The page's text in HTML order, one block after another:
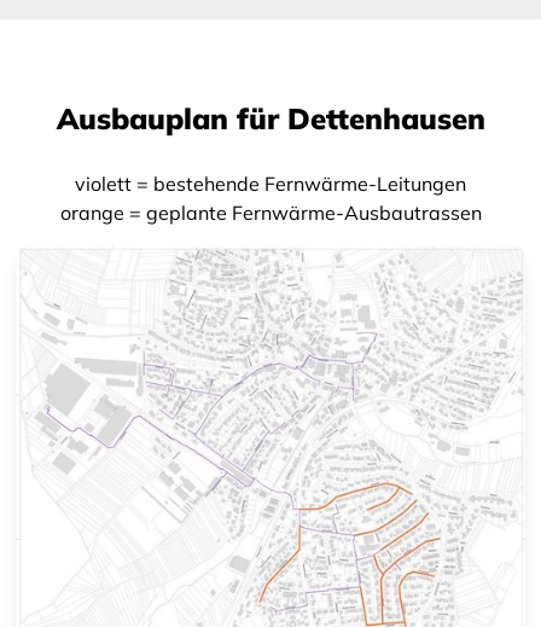
Ausbauplan für Dettenhausen
violett = bestehende Fernwärme-Leitungen
orange = geplante Fernwärme-Ausbautrassen